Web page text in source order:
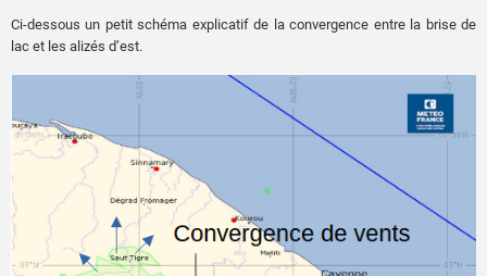
Ci-dessous un petit schéma explicatif de la convergence entre la brise de
lac et les alizés d’est.